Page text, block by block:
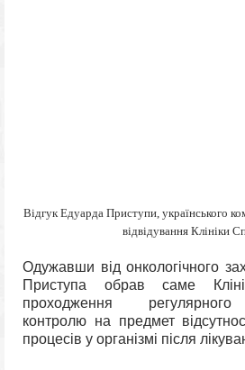
Відгук Едуарда Приступи, українського
відвідування Клініки
Одужавши від онкологічного
Приступа обрав саме
проходження регулярного
контролю на предмет
процесів у організмі після